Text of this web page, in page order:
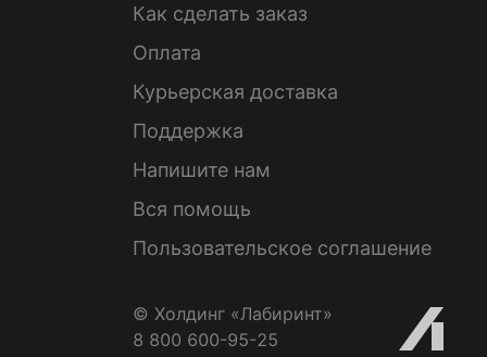
Как сделать заказ
Оплата
Курьерская доставка
Поддержка
Напишите нам
Вся помощь
Пользовательское соглашение
© Холдинг «Лабиринт»
8 800 600-95-25